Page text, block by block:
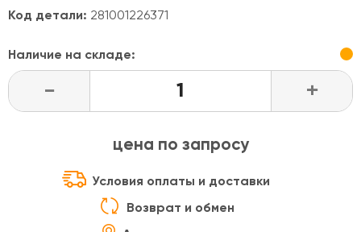
Код детали: 281001226371
Наличие на складе:
- +
цена по запросу
Условия оплаты и доставки
Возврат и обмен